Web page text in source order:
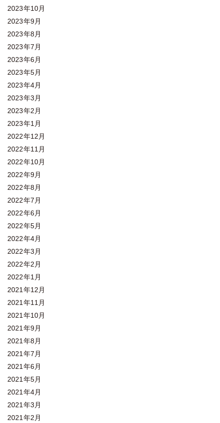
2023年10月
2023年9月
2023年8月
2023年7月
2023年6月
2023年5月
2023年4月
2023年3月
2023年2月
2023年1月
2022年12月
2022年11月
2022年10月
2022年9月
2022年8月
2022年7月
2022年6月
2022年5月
2022年4月
2022年3月
2022年2月
2022年1月
2021年12月
2021年11月
2021年10月
2021年9月
2021年8月
2021年7月
2021年6月
2021年5月
2021年4月
2021年3月
2021年2月